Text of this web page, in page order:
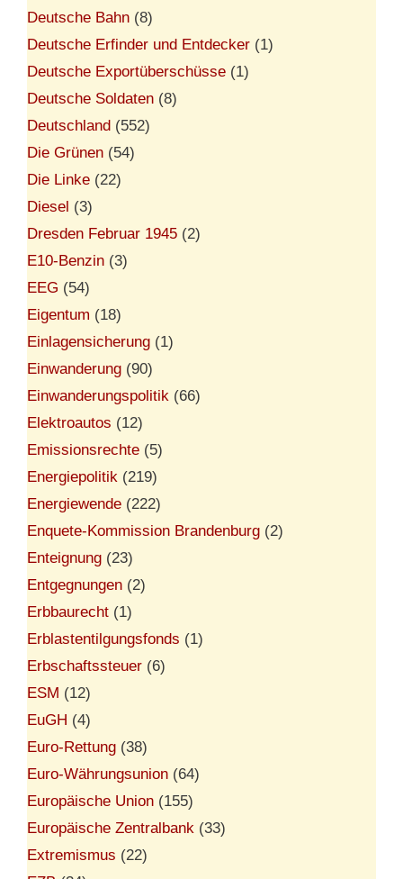
Deutsche Bahn (8)
Deutsche Erfinder und Entdecker (1)
Deutsche Exportüberschüsse (1)
Deutsche Soldaten (8)
Deutschland (552)
Die Grünen (54)
Die Linke (22)
Diesel (3)
Dresden Februar 1945 (2)
E10-Benzin (3)
EEG (54)
Eigentum (18)
Einlagensicherung (1)
Einwanderung (90)
Einwanderungspolitik (66)
Elektroautos (12)
Emissionsrechte (5)
Energiepolitik (219)
Energiewende (222)
Enquete-Kommission Brandenburg (2)
Enteignung (23)
Entgegnungen (2)
Erbbaurecht (1)
Erblastentilgungsfonds (1)
Erbschaftssteuer (6)
ESM (12)
EuGH (4)
Euro-Rettung (38)
Euro-Währungsunion (64)
Europäische Union (155)
Europäische Zentralbank (33)
Extremismus (22)